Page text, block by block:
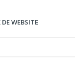
WEBSITE